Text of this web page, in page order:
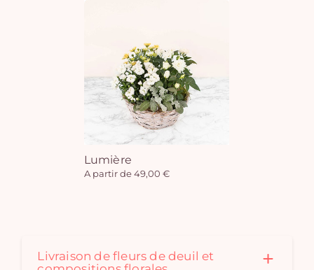
Lumière
A partir de 49,00 €
Livraison de fleurs de deuil et